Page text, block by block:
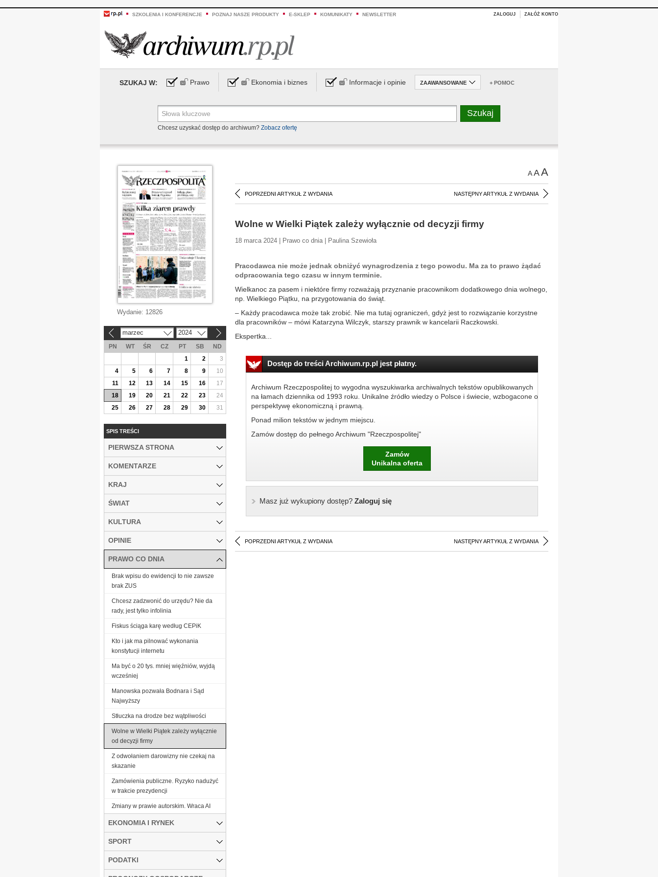
SZKOLENIA I KONFERENCJE POZNAJ NASZE PRODUKTY E-SKLEP KOMUNIKATY NEWSLETTER ZALOGUJ ZAŁÓŻ KONTO
SZUKAJ W: Prawo Ekonomia i biznes Informacje i opinie ZAAWANSOWANE + POMOC
Chcesz uzyskać dostęp do archiwum? Zobacz ofertę
AAA
POPRZEDNI ARTYKUŁ Z WYDANIA NASTĘPNY ARTYKUŁ Z WYDANIA
Wolne w Wielki Piątek zależy wyłącznie od decyzji firmy
18 marca 2024 | Prawo co dnia | Paulina Szewioła
Pracodawca nie może jednak obniżyć wynagrodzenia z tego powodu. Ma za to prawo żądać
odpracowania tego czasu w innym terminie.
Wielkanoc za pasem i niektóre firmy rozważają przyznanie pracownikom dodatkowego dnia wolnego,
np. Wielkiego Piątku, na przygotowania do świąt.
– Każdy pracodawca może tak zrobić. Nie ma tutaj ograniczeń, gdyż jest to rozwiązanie korzystne
dla pracowników – mówi Katarzyna Wilczyk, starszy prawnik w kancelarii Raczkowski.
Ekspertka...
Dostęp do treści Archiwum.rp.pl jest płatny.
Archiwum Rzeczpospolitej to wygodna wyszukiwarka archiwalnych tekstów opublikowanych
na łamach dziennika od 1993 roku. Unikalne źródło wiedzy o Polsce i świecie, wzbogacone o
perspektywę ekonomiczną i prawną.
Ponad milion tekstów w jednym miejscu.
Zamów dostęp do pełnego Archiwum "Rzeczpospolitej"
Zamów
Unikalna oferta
Masz już wykupiony dostęp?Zaloguj się
POPRZEDNI ARTYKUŁ Z WYDANIA NASTĘPNY ARTYKUŁ Z WYDANIA
Wydanie: 12826
marzec 2024
PN WT ŚR CZ PT SB
ND
1
2
3
4
5 6 7 8 9
10
11
12 13 14 15 16
17
18
19 20 21 22 23
24
25
26 27 28 29 30 31
SPIS TREŚCI
PIERWSZA STRONA
KOMENTARZE
KRAJ
ŚWIAT
KULTURA
OPINIE
PRAWO CO DNIA
Brak wpisu do ewidencji to nie zawsze
brak ZUS
Chcesz zadzwonić do urzędu? Nie da
rady, jest tylko infolinia
Fiskus ściąga karę według CEPiK
Kto i jak ma pilnować wykonania
konstytucji internetu
Ma być o 20 tys. mniej więźniów, wyjdą
wcześniej
Manowska pozwała Bodnara i Sąd
Najwyższy
Stłuczka na drodze bez wątpliwości
Wolne w Wielki Piątek zależy wyłącznie
od decyzji firmy
Z odwołaniem darowizny nie czekaj na
skazanie
Zamówienia publiczne. Ryzyko nadużyć
w trakcie prezydencji
Zmiany w prawie autorskim. Wraca AI
EKONOMIA I RYNEK
SPORT
PODATKI